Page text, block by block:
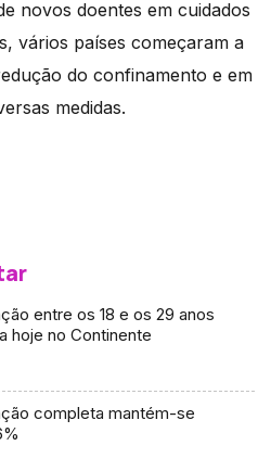
novos doentes em cuidados
vários países começaram a
do confinamento e em
medidas.
entre os 18 e os 29 anos
hoje no Continente
completa mantém-se